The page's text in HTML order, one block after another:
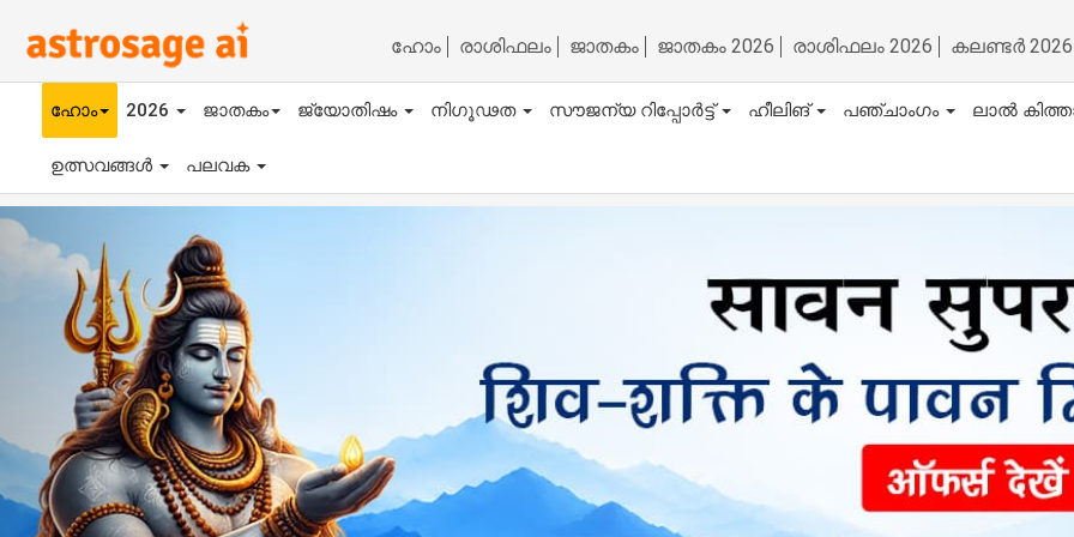
ഹോം രാശിഫലം ജാതകം ജാതകം 2026 രാശിഫലം 2026 കലണ്ടർ 2026
ഹോം 2026 ജാതകം ജ്യോതിഷം നിഗൂഢത സൗജന്യ റിപ്പോർട്ട് ഹീലിങ് പഞ്ചാംഗം ലാൽ
ഉത്സവങ്ങൾ പലവക
Previous